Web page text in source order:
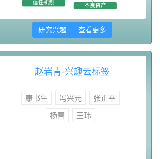
研究兴趣 查看更多
赵岩青-兴趣云标签
康书生 冯兴元
张正平
杨菁
王玮